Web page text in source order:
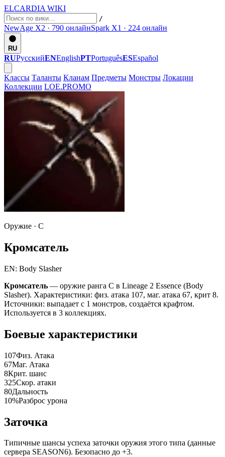
ELCARDIA WIKI
/
NewAge X2 · 790 онлайнSpark X1 · 224 онлайн
RU
RUРусскийENEnglishPTPortuguêsESEspañol
Классы Таланты Кланам Предметы Монстры Локации
Коллекции LOE.PROMO
Оружие · C
Кромсатель
EN: Body Slasher
Кромсатель — оружие ранга C в Lineage 2 Essence (Body
Slasher). Характеристики: физ. атака 107, маг. атака 67, крит 8.
Источники: выпадает с 1 монстров, создаётся крафтом.
Используется в 3 коллекциях.
Боевые характеристики
107Физ. Атака
67Маг. Атака
8Крит. шанс
325Скор. атаки
80Дальность
10%Разброс урона
Заточка
Типичные шансы успеха заточки оружия этого типа (данные
сервера SEASON6). Безопасно до +3.